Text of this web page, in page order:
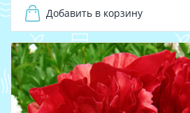
Добавить в корзину